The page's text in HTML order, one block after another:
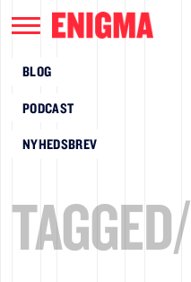
BLOG
PODCAST
NYHEDSBREV
TAGGED/